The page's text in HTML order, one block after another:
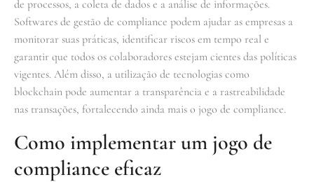
de processos, a coleta de dados e a análise de informações.
Softwares de gestão de compliance podem ajudar as empresas a
monitorar suas práticas, identificar riscos em tempo real e
garantir que todos os colaboradores estejam cientes das políticas
vigentes. Além disso, a utilização de tecnologias como
blockchain pode aumentar a transparência e a rastreabilidade
nas transações, fortalecendo ainda mais o jogo de compliance.
Como implementar um jogo de
compliance eficaz